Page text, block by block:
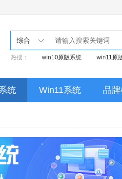
综合
热搜： win10原版系统 win11原
统 Win11系统 品